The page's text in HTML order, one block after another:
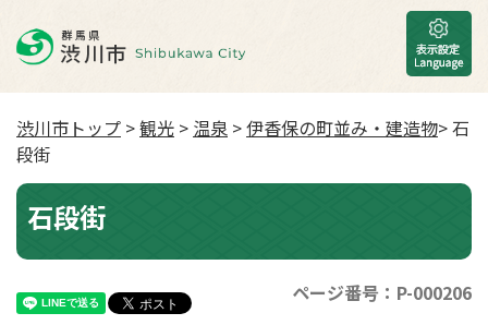
渋川市トップ >観光 > 温泉 >伊香保の町並み・建造物> 石
段街
石段街
ページ番号：P-000206